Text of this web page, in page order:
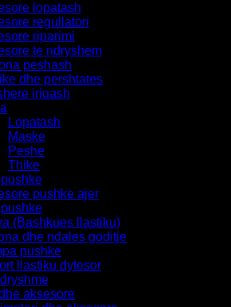
lopatash
regullatori
riparimi
te ndryshem
peshash
dhe pershtates
iriqash
Lopatash
Maske
Peshe
Thike
pushke ajer
(Bashkues llastiku)
dhe ndales goditje
pushke
llastiku dytesor
aksesore